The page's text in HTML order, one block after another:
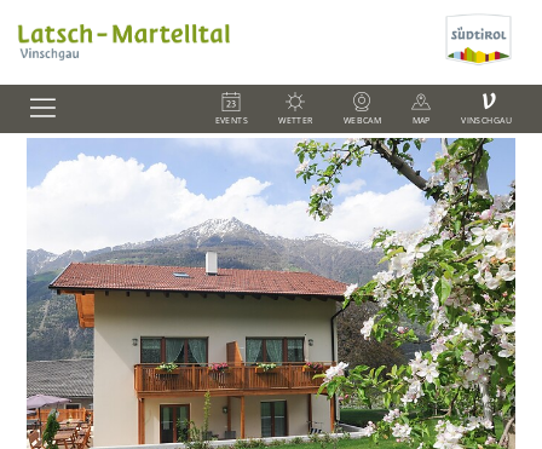
EVENTS WETTER WEBCAM MAP
V
VINSCHGAU